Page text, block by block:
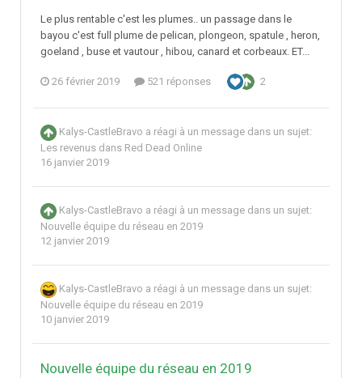
Le plus rentable c'est les plumes.. un passage dans le
bayou c'est full plume de pelican, plongeon, spatule , heron,
goeland , buse et vautour , hibou, canard et corbeaux. ET...
26 février 2019 521 réponses 2
Kalys-CastleBravo a réagi à un message dans un sujet:
Les revenus dans Red Dead Online
16 janvier 2019
Kalys-CastleBravo a réagi à un message dans un sujet:
Nouvelle équipe du réseau en 2019
12 janvier 2019
Kalys-CastleBravo a réagi à un message dans un sujet:
Nouvelle équipe du réseau en 2019
10 janvier 2019
Nouvelle équipe du réseau en 2019